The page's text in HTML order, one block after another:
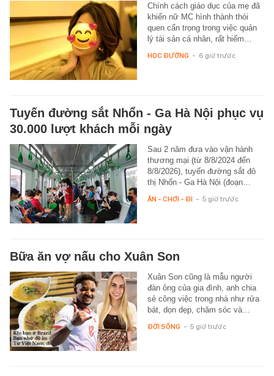
Chính cách giáo dục của mẹ đã
khiến nữ MC hình thành thói
quen cẩn trọng trong việc quản
lý tài sản cá nhân, rất hiếm…
HỌC ĐƯỜNG - 6 giờ trước
Tuyến đường sắt Nhổn - Ga Hà Nội phục vụ
30.000 lượt khách mỗi ngày
Sau 2 năm đưa vào vận hành
thương mại (từ 8/8/2024 đến
8/8/2026), tuyến đường sắt đô
thị Nhổn - Ga Hà Nội (đoạn…
ĂN - CHƠI - ĐI - 5 giờ trước
Bữa ăn vợ nấu cho Xuân Son
Xuân Son cũng là mẫu người
đàn ông của gia đình, anh chia
sẻ công việc trong nhà như rửa
bát, dọn dẹp, chăm sóc và…
ĐỜI SỐNG - 5 giờ trước